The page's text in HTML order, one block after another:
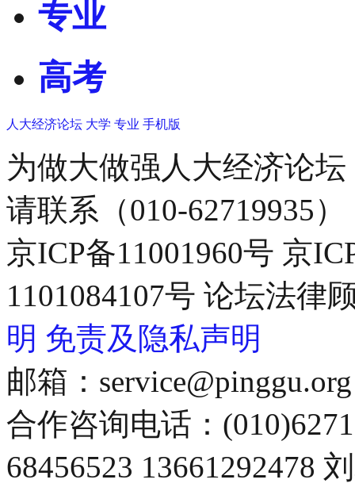
专业
高考
人大经济论坛 大学 专业 手机版
为做大做强人大经济论
请联系（010-62719935）
京ICP备11001960号 京
1101084107号 论坛法律
明 免责及隐私声明
邮箱：service@pinggu.org
合作咨询电话：
68456523 13661292478